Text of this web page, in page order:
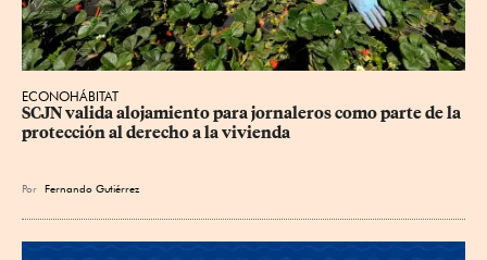
ECONOHÁBITAT
SCJN valida alojamiento para jornaleros como parte de la
protección al derecho a la vivienda
Por Fernando Gutiérrez